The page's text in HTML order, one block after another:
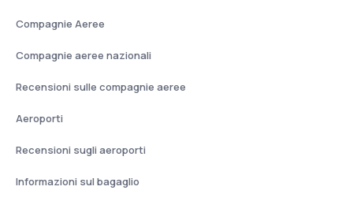
Compagnie Aeree
Compagnie aeree nazionali
Recensioni sulle compagnie aeree
Aeroporti
Recensioni sugli aeroporti
Informazioni sul bagaglio